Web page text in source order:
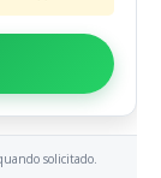
solicitado.